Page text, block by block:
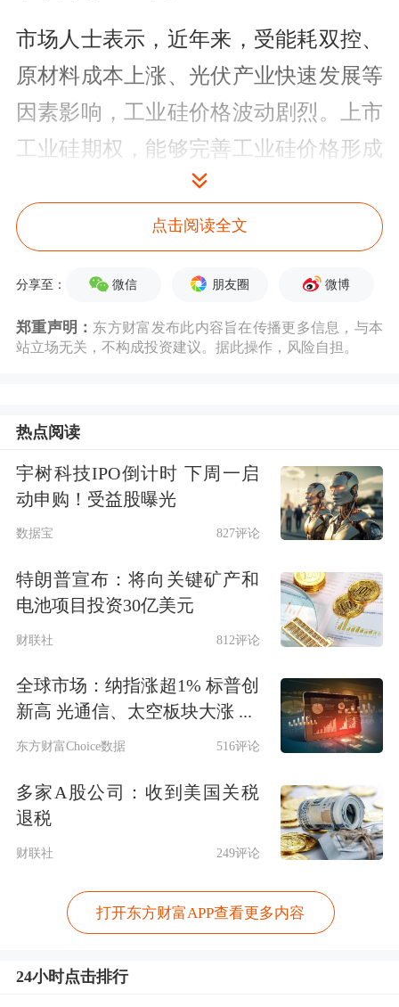
市场人士表示，近年来，受能耗双控、
原材料成本上涨、光伏产业快速发展等
因素影响，工业硅价格波动剧烈。上市
工业硅期权，能够完善工业硅价格形成
机制，丰富产业企业风险管理工具，发
挥期权精细化风险管理的功能，协同发
挥期货期权两类产品功能作用，形成市
场风险管理合力。
“期货和期权是金融市场中用来管理市
相结合，三者形成立体、高效和稳定的
苗认为。
中泰期货股份有限公司研究所负责人娄
载亮表示，工业硅期权首批上市合约以
22日上市交易的5个工业硅期货合约为
吨，覆盖较广，即便在期货价格波动范
围较大的情况下，依然给投资者提供虚
间距为200元/吨，占目前工业硅吨价的
1%以上，提供了足够的区别度，方便
娄载亮表示，上市首日工业硅期权成交
点击阅读全文
分享至： 微信 朋友圈 微博
郑重声明： 东方财富发布此内容旨在传播更多信息，与本
站立场无关，不构成投资建议。据此操作，风险自担。
热点阅读
宇树科技IPO倒计时 下周一启
动申购！受益股曝光
数据宝 827评论
特朗普宣布：将向关键矿产和
电池项目投资30亿美元
财联社 812评论
全球市场：纳指涨超1% 标普创
新高 光通信、太空板块大涨 ...
东方财富Choice数据 516评论
多家A股公司：收到美国关税
退税
财联社 249评论
打开东方财富APP查看更多内容
24小时点击排行